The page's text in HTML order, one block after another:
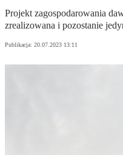
Projekt zagospodarowania
zrealizowana i pozostanie
Publikacja: 20.07.2023 13:11